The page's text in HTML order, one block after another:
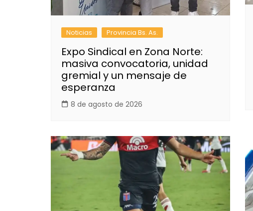
Noticias Provincia Bs. As.
Expo Sindical en Zona Norte:
masiva convocatoria, unidad
gremial y un mensaje de
esperanza
8 de agosto de 2026